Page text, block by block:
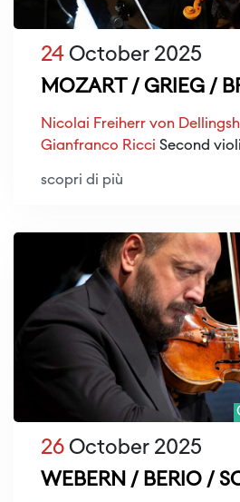
24 October 2025
MOZART / GRIEG /
Nicolai Freiherr von
Gianfranco Ricci Second
scopri di più
26 October 2025
WEBERN / BERIO /